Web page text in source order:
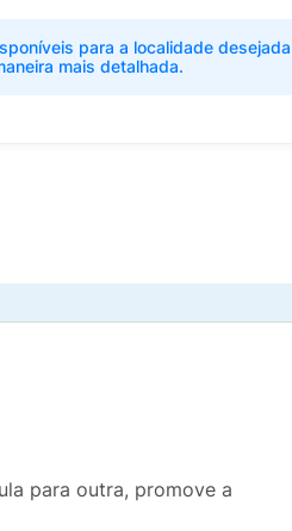
para a localidade
mais detalhada.
para outra, promove a